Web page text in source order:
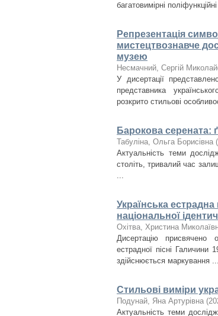
багатовимірні
Репрезентація
мистецтвознавче
музею
Несмачний, Сергій
У дисертації
представника
розкрито стильові
Барокова серената:
Табуліна, Ольга Борисівна (
Актуальність теми
століть, тривалий час
...
Українська естрадна
національної
Охітва, Христина
Дисертацію присвячено
естрадної пісні Галичини
здійснюється маркування ...
Стильові виміри
Подунай, Яна Артурівна (
Актуальність теми